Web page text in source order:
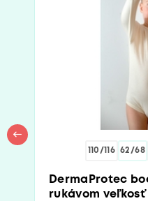
110/116 62/68
DermaProtec
rukávom veľkosť